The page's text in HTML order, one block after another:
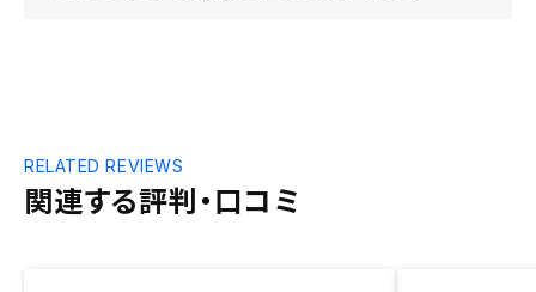
関連する評判・口コミ
RELATED REVIEWS